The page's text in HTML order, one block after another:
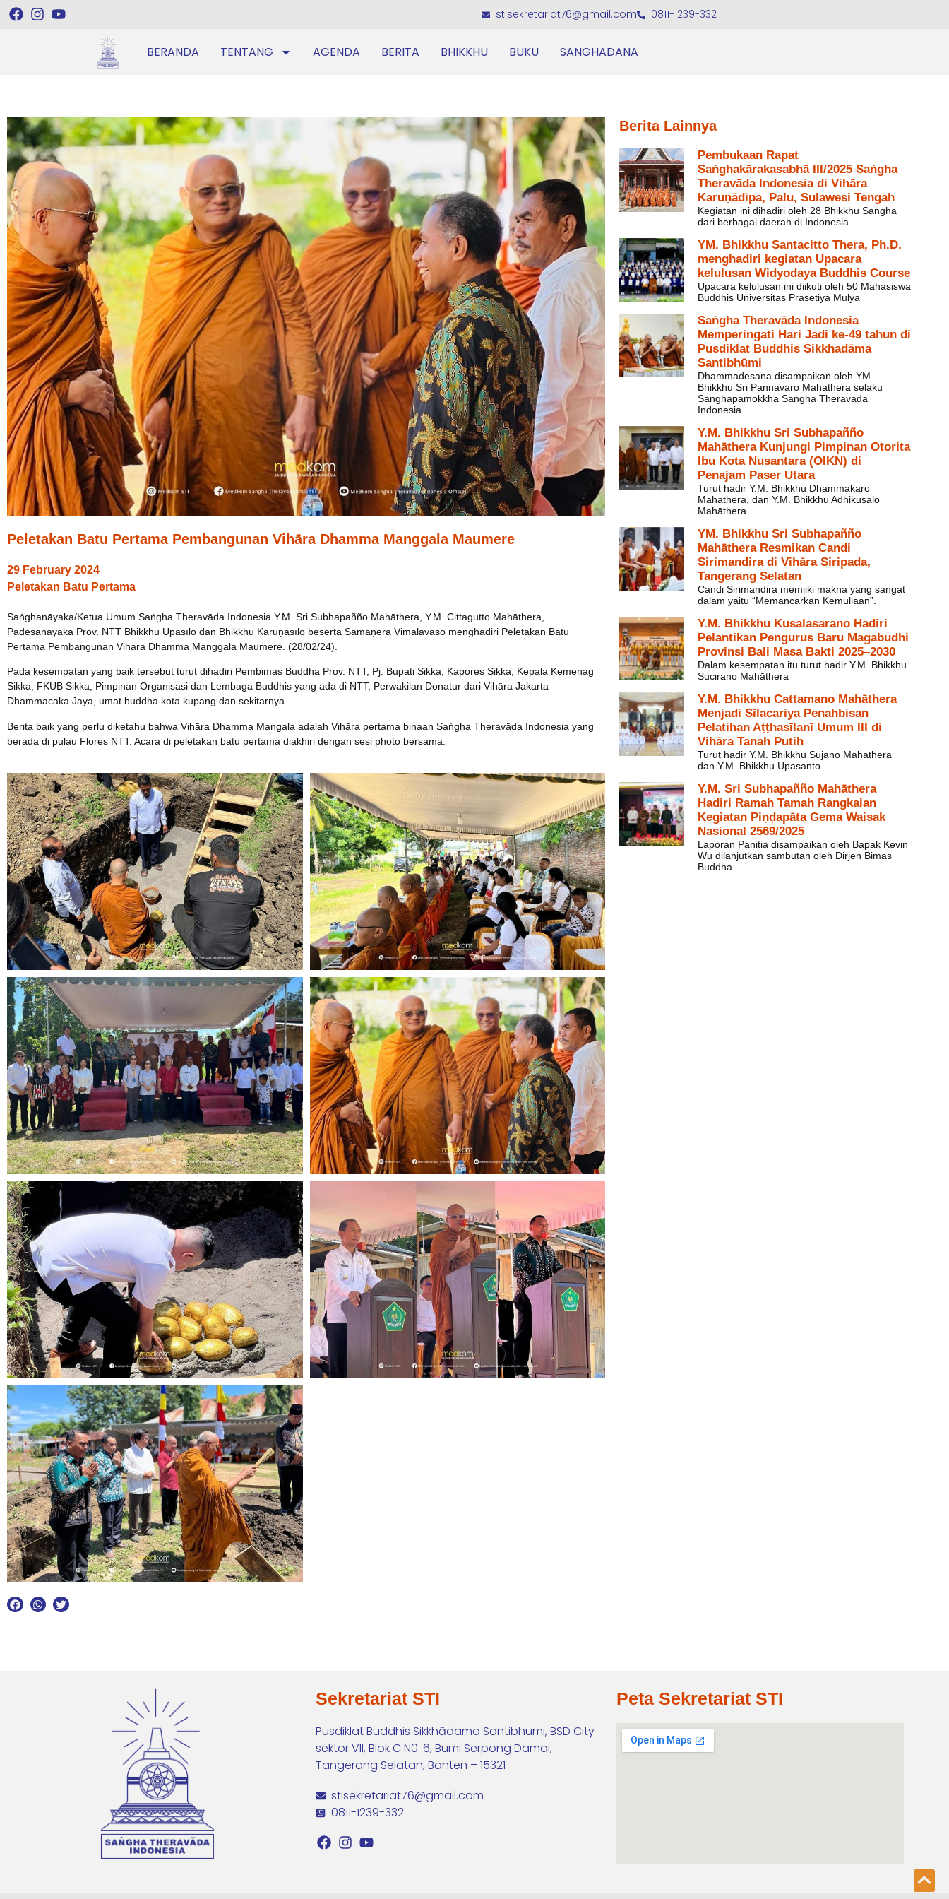
stisekretariat76@gmail.com 0811-1239-332
BERANDA TENTANG AGENDA BERITA BHIKKHU BUKU SANGHADANA
Peletakan Batu Pertama Pembangunan Vihāra Dhamma Manggala Maumere
29 February 2024
Peletakan Batu Pertama
Saṅghanāyaka/Ketua Umum Saṅgha Theravāda Indonesia Y.M. Sri Subhapañño Mahāthera, Y.M. Cittagutto Mahāthera,
Padesanāyaka Prov. NTT Bhikkhu Upasīlo dan Bhikkhu Karuṇasīlo beserta Sāmaṇera Vimalavaso menghadiri Peletakan Batu
Pertama Pembangunan Vihāra Dhamma Manggala Maumere. (28/02/24).
Pada kesempatan yang baik tersebut turut dihadiri Pembimas Buddha Prov. NTT, Pj. Bupati Sikka, Kapores Sikka, Kepala Kemenag
Sikka, FKUB Sikka, Pimpinan Organisasi dan Lembaga Buddhis yang ada di NTT, Perwakilan Donatur dari Vihāra Jakarta
Dhammacaka Jaya, umat buddha kota kupang dan sekitarnya.
Berita baik yang perlu diketahu bahwa Vihāra Dhamma Mangala adalah Vihāra pertama binaan Saṅgha Theravāda Indonesia yang
berada di pulau Flores NTT. Acara di peletakan batu pertama diakhiri dengan sesi photo bersama.
Berita Lainnya
Pembukaan Rapat
Saṅghakārakasabhā III/2025 Saṅgha
Theravāda Indonesia di Vihāra
Karuṇādīpa, Palu, Sulawesi Tengah
Kegiatan ini dihadiri oleh 28 Bhikkhu Saṅgha
dari berbagai daerah di Indonesia
YM. Bhikkhu Santacitto Thera, Ph.D.
menghadiri kegiatan Upacara
kelulusan Widyodaya Buddhis Course
Upacara kelulusan ini diikuti oleh 50 Mahasiswa
Buddhis Universitas Prasetiya Mulya
Saṅgha Theravāda Indonesia
Memperingati Hari Jadi ke-49 tahun di
Pusdiklat Buddhis Sikkhadāma
Santibhūmi
Dhammadesana disampaikan oleh YM.
Bhikkhu Sri Pannavaro Mahathera selaku
Saṅghapamokkha Saṅgha Therāvada
Indonesia.
Y.M. Bhikkhu Sri Subhapañño
Mahāthera Kunjungi Pimpinan Otorita
Ibu Kota Nusantara (OIKN) di
Penajam Paser Utara
Turut hadir Y.M. Bhikkhu Dhammakaro
Mahāthera, dan Y.M. Bhikkhu Adhikusalo
Mahāthera
YM. Bhikkhu Sri Subhapañño
Mahāthera Resmikan Candi
Sirimandira di Vihāra Siripada,
Tangerang Selatan
Candi Sirimandira memiiki makna yang sangat
dalam yaitu “Memancarkan Kemuliaan”.
Y.M. Bhikkhu Kusalasarano Hadiri
Pelantikan Pengurus Baru Magabudhi
Provinsi Bali Masa Bakti 2025–2030
Dalam kesempatan itu turut hadir Y.M. Bhikkhu
Sucirano Mahāthera
Y.M. Bhikkhu Cattamano Mahāthera
Menjadi Sīlacariya Penahbisan
Pelatihan Aṭṭhasīlanī Umum III di
Vihāra Tanah Putih
Turut hadir Y.M. Bhikkhu Sujano Mahāthera
dan Y.M. Bhikkhu Upasanto
Y.M. Sri Subhapañño Mahāthera
Hadiri Ramah Tamah Rangkaian
Kegiatan Piṇḍapāta Gema Waisak
Nasional 2569/2025
Laporan Panitia disampaikan oleh Bapak Kevin
Wu dilanjutkan sambutan oleh Dirjen Bimas
Buddha
Sekretariat STI
Pusdiklat Buddhis Sikkhādama Santibhumi, BSD City
sektor VII, Blok C N0. 6, Bumi Serpong Damai,
Tangerang Selatan, Banten – 15321
stisekretariat76@gmail.com
0811-1239-332
Peta Sekretariat STI